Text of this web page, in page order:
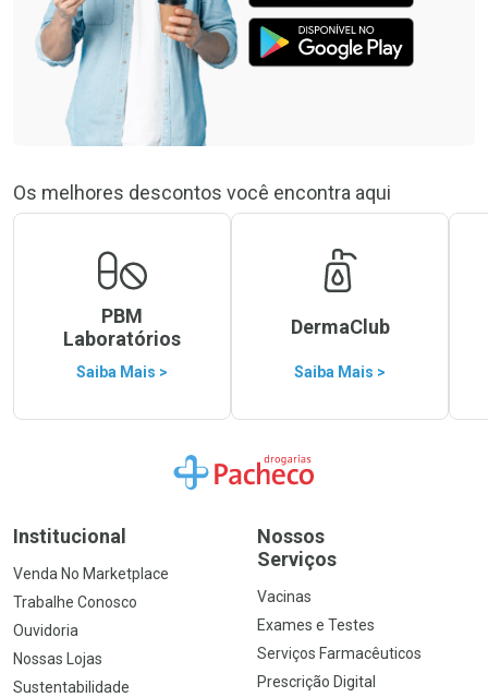
Os melhores descontos você encontra aqui
PBM
Laboratórios
Saiba Mais >
DermaClub
Saiba Mais >
Ir para a Home
Institucional
Venda No Marketplace
Trabalhe Conosco
Ouvidoria
Nossas Lojas
Sustentabilidade
Nossos
Serviços
Vacinas
Exames e Testes
Serviços Farmacêuticos
Prescrição Digital